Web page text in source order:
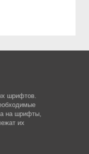
шрифтов.
на шрифты,
их